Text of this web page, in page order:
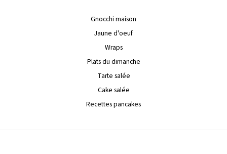
Gnocchi maison
Jaune d'oeuf
Wraps
Plats du dimanche
Tarte salée
Cake salée
Recettes pancakes